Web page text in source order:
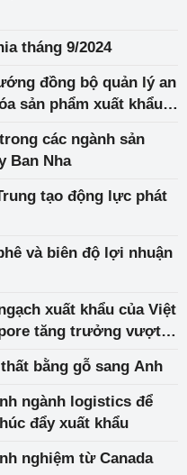
tháng 9/2024
đồng bộ quản lý an
sản phẩm xuất khẩu
các ngành sản
Ban Nha
tạo động lực phát
và biên độ lợi nhuận
xuất khẩu của Việt
tăng trưởng vượt
bằng gỗ sang Anh
ngành logistics để
đẩy xuất khẩu
nghiệm từ Canada